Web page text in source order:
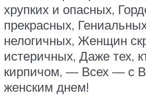
хрупких и опасных,
прекрасных,
нелогичных, Женщин
истеричных, Даже тех,
кирпичом, — Всех — с
женским днем!